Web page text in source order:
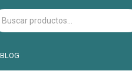
BLOG